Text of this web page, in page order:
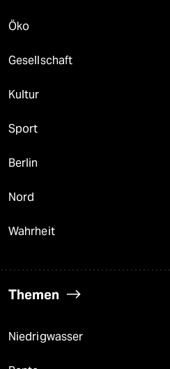
Öko
Gesellschaft
Kultur
Sport
Berlin
Nord
Wahrheit
Themen
Niedrigwasser